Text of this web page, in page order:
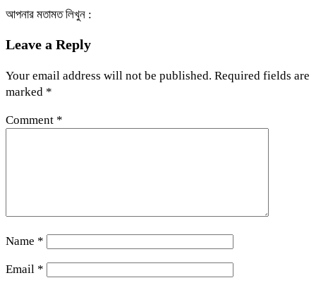
আপনার মতামত লিখুন :
Leave a Reply
Your email address will not be published. Required fields are
marked *
Comment *
Name *
Email *